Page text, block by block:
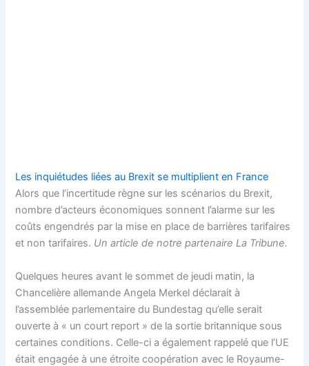
Les inquiétudes liées au Brexit se multiplient en France
Alors que l’incertitude règne sur les scénarios du Brexit,
nombre d’acteurs économiques sonnent l’alarme sur les
coûts engendrés par la mise en place de barrières tarifaires
et non tarifaires. Un article de notre partenaire La Tribune.
Quelques heures avant le sommet de jeudi matin, la
Chancelière allemande Angela Merkel déclarait à
l’assemblée parlementaire du Bundestag qu’elle serait
ouverte à « un court report » de la sortie britannique sous
certaines conditions. Celle-ci a également rappelé que l’UE
était engagée à une étroite coopération avec le Royaume-